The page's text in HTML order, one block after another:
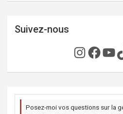
Suivez-nous
Posez-moi vos questions sur la